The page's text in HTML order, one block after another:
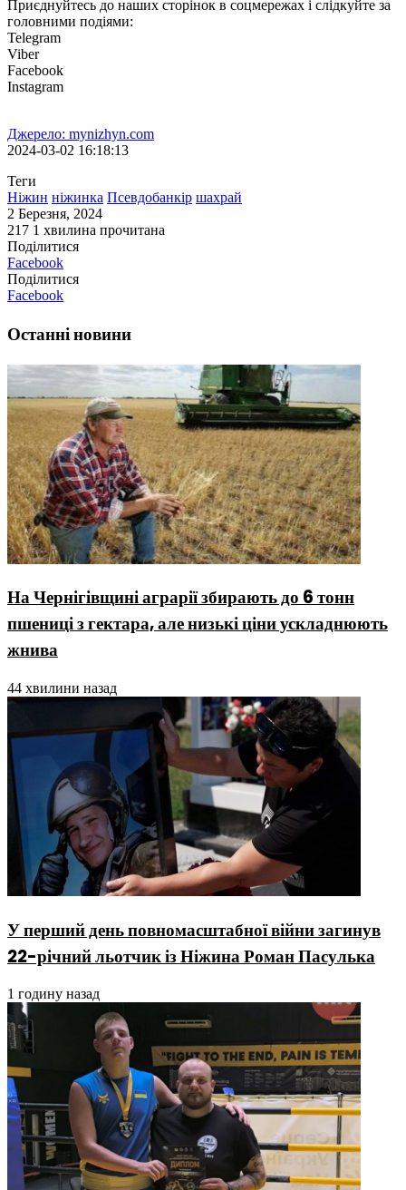
Приєднуйтесь до наших сторінок в соцмережах і слідкуйте за
головними подіями:
Telegram
Viber
Facebook
Instagram
Джерело: mynizhyn.com
2024-03-02 16:18:13
Теги
Ніжин ніжинка Псевдобанкір шахрай
2 Березня, 2024
217 1 хвилина прочитана
Поділитися
Facebook
Поділитися
Facebook
Останні новини
На Чернігівщині аграрії збирають до 6 тонн
пшениці з гектара, але низькі ціни ускладнюють
жнива
44 хвилини назад
У перший день повномасштабної війни загинув
22-річний льотчик із Ніжина Роман Пасулька
1 годину назад